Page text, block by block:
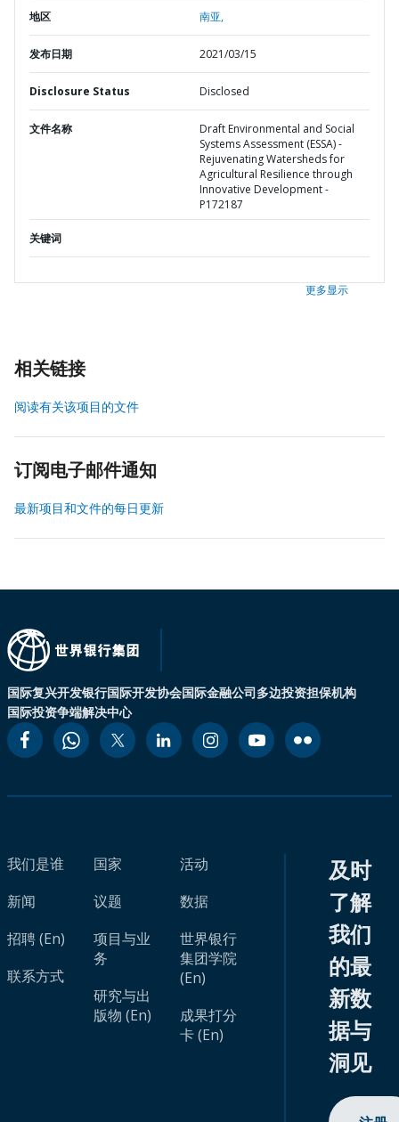
地区 南亚,
发布日期 2021/03/15
Disclosure Status Disclosed
文件名称
Draft Environmental and Social
Systems Assessment (ESSA) -
Rejuvenating Watersheds for
Agricultural Resilience through
Innovative Development -
P172187
关键词
更多显示
相关链接
阅读有关该项目的文件
订阅电子邮件通知
最新项目和文件的每日更新
国际复兴开发银行国际开发协会国际金融公司多边投资担保机构
国际投资争端解决中心
我们是谁
新闻
招聘 (En)
联系方式
国家
议题
项目与业
务
研究与出
版物 (En)
活动
数据
世界银行
集团学院
(En)
成果打分
卡 (En)
及时
了解
我们
的最
新数
据与
洞见